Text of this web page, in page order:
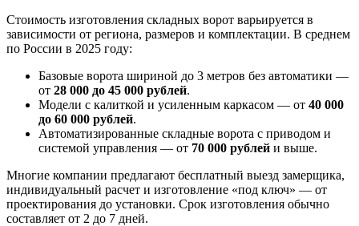
Стоимость изготовления складных ворот варьируется в
зависимости от региона, размеров и комплектации. В среднем
по России в 2025 году:
Базовые ворота шириной до 3 метров без автоматики —
от 28 000 до 45 000 рублей.
Модели с калиткой и усиленным каркасом — от 40 000
до 60 000 рублей.
Автоматизированные складные ворота с приводом и
системой управления — от 70 000 рублей и выше.
Многие компании предлагают бесплатный выезд замерщика,
индивидуальный расчет и изготовление «под ключ» — от
проектирования до установки. Срок изготовления обычно
составляет от 2 до 7 дней.